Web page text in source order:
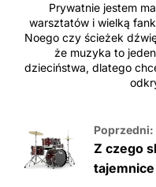
Prywatnie jestem
warsztatów i wielką
Noego czy ścieżek
że muzyka to
dzieciństwa, dlatego
Poprzedni:
Z czego